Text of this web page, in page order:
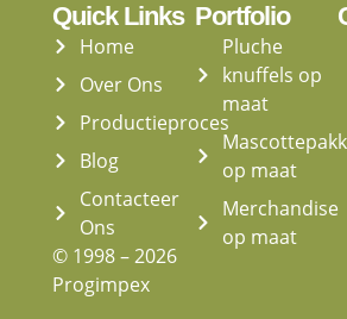
Quick Links
Home
Over Ons
Productieproces
Blog
Contacteer
Ons
© 1998 – 2026
Progimpex
Portfolio
Pluche
knuffels op
maat
op maat
Merchandise
op maat